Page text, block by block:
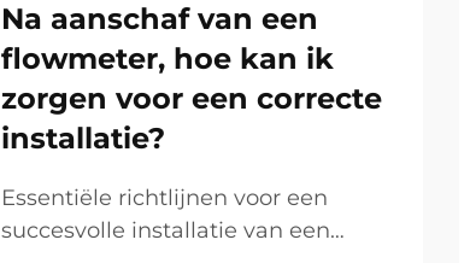
Na aanschaf van een
flowmeter, hoe kan ik
zorgen voor een correcte
installatie?
Essentiële richtlijnen voor een
succesvolle installatie van een